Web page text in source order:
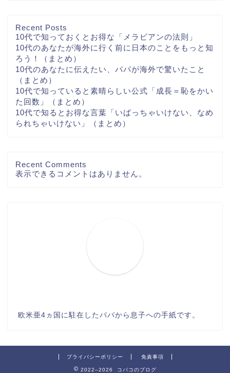
Recent Posts
10代で知っておくとお得な「メラビアンの法則」
10代のあなたが海外に行く前に日本のことをもっと知
ろう！（まとめ）
10代のあなたに伝えたい、パパが海外で驚いたこと
（まとめ）
10代で知っていると素晴らしい公式「成長＝恥をかい
た回数」（まとめ）
10代で知るとお得な言葉「いばっちゃいけない、なめ
られちゃいけない」（まとめ）
Recent Comments
表示できるコメントはありません。
欧米亜4ヵ国に駐在したパパから息子への手紙です。
プライバシーポリシー 免責事項
2022–2026 コバコのブログ